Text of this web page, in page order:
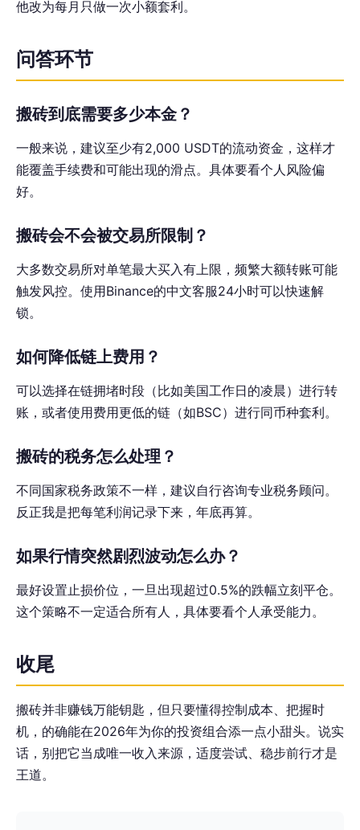
他改为每月只做一次小额套利。
问答环节
搬砖到底需要多少本金？
一般来说，建议至少有2,000 USDT的流动资金，这样才
能覆盖手续费和可能出现的滑点。具体要看个人风险偏
好。
搬砖会不会被交易所限制？
大多数交易所对单笔最大买入有上限，频繁大额转账可能
触发风控。使用Binance的中文客服24小时可以快速解
锁。
如何降低链上费用？
可以选择在链拥堵时段（比如美国工作日的凌晨）进行转
账，或者使用费用更低的链（如BSC）进行同币种套利。
搬砖的税务怎么处理？
不同国家税务政策不一样，建议自行咨询专业税务顾问。
反正我是把每笔利润记录下来，年底再算。
如果行情突然剧烈波动怎么办？
最好设置止损价位，一旦出现超过0.5%的跌幅立刻平仓。
这个策略不一定适合所有人，具体要看个人承受能力。
收尾
搬砖并非赚钱万能钥匙，但只要懂得控制成本、把握时
机，的确能在2026年为你的投资组合添一点小甜头。说实
话，别把它当成唯一收入来源，适度尝试、稳步前行才是
王道。